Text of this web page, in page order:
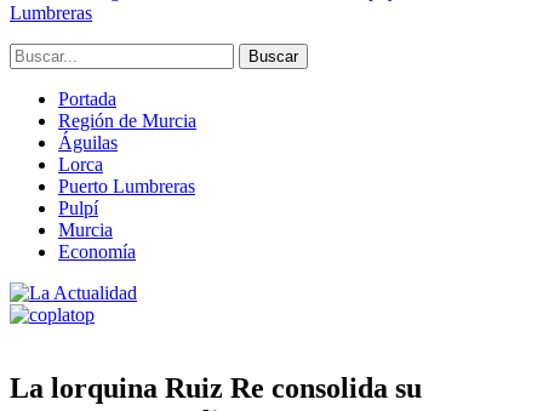
Lumbreras
Portada
Región de Murcia
Águilas
Lorca
Puerto Lumbreras
Pulpí
Murcia
Economía
La lorquina Ruiz Re consolida su